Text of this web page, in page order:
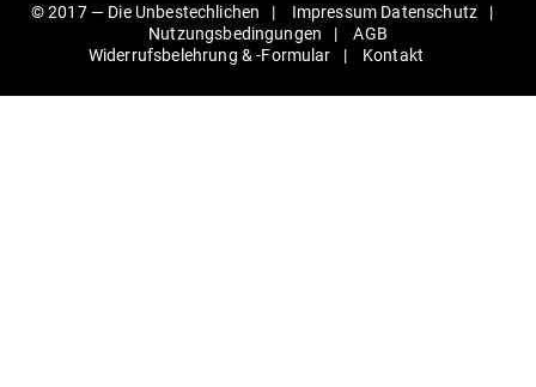
© 2017 — Die Unbestechlichen Impressum Daten­schutz
Nut­zungs­be­din­gungen
AGB
Wider­rufs­be­lehrung & ‑For­mular
Kontakt